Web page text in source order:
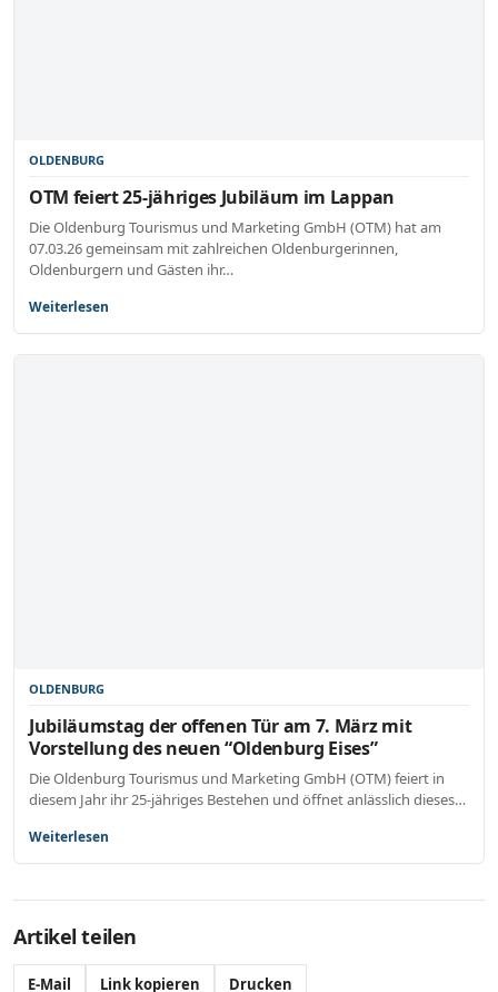
OLDENBURG
OTM feiert 25-jähriges Jubiläum im Lappan
Die Oldenburg Tourismus und Marketing GmbH (OTM) hat am
07.03.26 gemeinsam mit zahlreichen Oldenburgerinnen,
Oldenburgern und Gästen ihr…
Weiterlesen
OLDENBURG
Jubiläumstag der offenen Tür am 7. März mit
Vorstellung des neuen “Oldenburg Eises”
Die Oldenburg Tourismus und Marketing GmbH (OTM) feiert in
diesem Jahr ihr 25-jähriges Bestehen und öffnet anlässlich dieses…
Weiterlesen
Artikel teilen
E-Mail Link kopieren Drucken